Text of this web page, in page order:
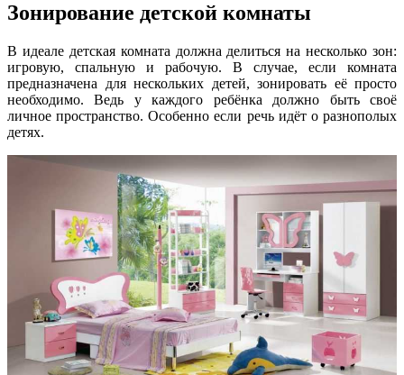
Зонирование детской комнаты
В идеале детская комната должна делиться на несколько зон:
игровую, спальную и рабочую. В случае, если комната
предназначена для нескольких детей, зонировать её просто
необходимо. Ведь у каждого ребёнка должно быть своё
личное пространство. Особенно если речь идёт о разнополых
детях.